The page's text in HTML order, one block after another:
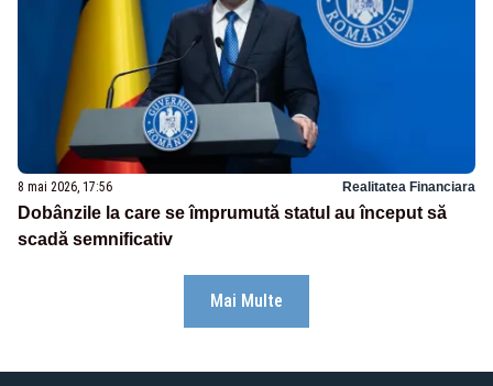
8 mai 2026, 17:56 Realitatea Financiara
Dobânzile la care se împrumută statul au început să
scadă semnificativ
Mai Multe